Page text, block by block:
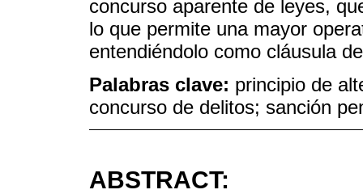
concurso aparente de leyes,
lo que permite una mayor
entendiéndolo como cláusula
Palabras clave: principio de
concurso de delitos; sanción
ABSTRACT: